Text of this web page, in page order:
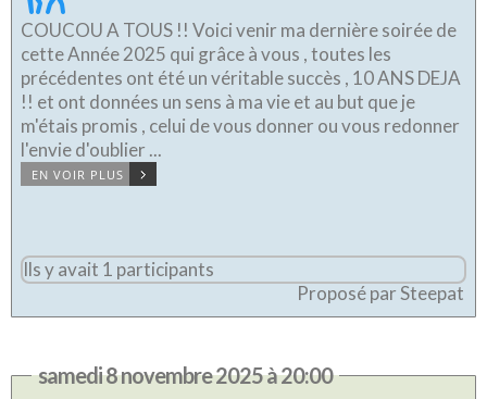
COUCOU A TOUS !! Voici venir ma dernière soirée de
cette Année 2025 qui grâce à vous , toutes les
précédentes ont été un véritable succès , 10 ANS DEJA
!! et ont données un sens à ma vie et au but que je
m'étais promis , celui de vous donner ou vous redonner
l'envie d'oublier ...
EN VOIR PLUS
Ils y avait 1 participants
Proposé par Steepat
samedi 8 novembre 2025 à 20:00